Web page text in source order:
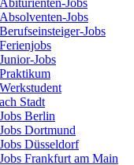
Abiturienten-Jobs
Absolventen-Jobs
Berufseinsteiger-Jobs
Ferienjobs
Junior-Jobs
Praktikum
Werkstudent
Stadt
Jobs Berlin
Jobs Dortmund
Jobs Düsseldorf
Jobs Frankfurt am Main